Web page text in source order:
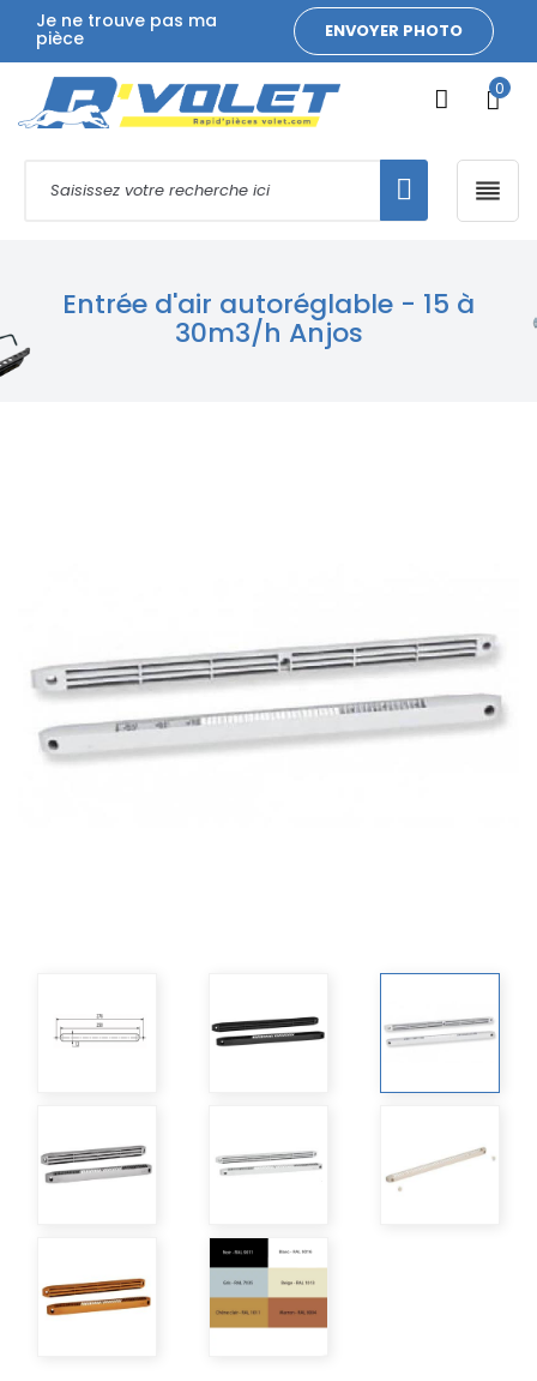
Je ne trouve pas ma
pièce ENVOYER PHOTO
0

Entrée d'air autoréglable - 15 à
30m3/h Anjos